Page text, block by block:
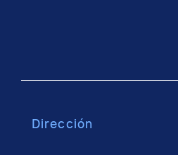
Dirección